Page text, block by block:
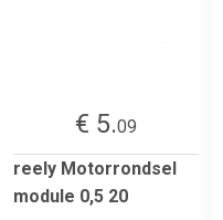
€ 5.09
reely Motorrondsel
module 0,5 20